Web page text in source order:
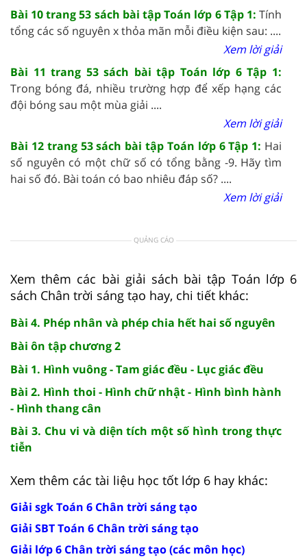
Bài 10 trang 53 sách bài tập Toán lớp 6 Tập 1: Tính
tổng các số nguyên x thỏa mãn mỗi điều kiện sau: ....
Xem lời giải
Bài 11 trang 53 sách bài tập Toán lớp 6 Tập 1:
Trong bóng đá, nhiều trường hợp để xếp hạng các
đội bóng sau một mùa giải ....
Xem lời giải
Bài 12 trang 53 sách bài tập Toán lớp 6 Tập 1: Hai
số nguyên có một chữ số có tổng bằng -9. Hãy tìm
hai số đó. Bài toán có bao nhiêu đáp số? ....
Xem lời giải
QUẢNG CÁO
Xem thêm các bài giải sách bài tập Toán lớp 6
sách Chân trời sáng tạo hay, chi tiết khác:
Bài 4. Phép nhân và phép chia hết hai số nguyên
Bài ôn tập chương 2
Bài 1. Hình vuông - Tam giác đều - Lục giác đều
Bài 2. Hình thoi - Hình chữ nhật - Hình bình hành
- Hình thang cân
Bài 3. Chu vi và diện tích một số hình trong thực
tiễn
Xem thêm các tài liệu học tốt lớp 6 hay khác:
Giải sgk Toán 6 Chân trời sáng tạo
Giải SBT Toán 6 Chân trời sáng tạo
Giải lớp 6 Chân trời sáng tạo (các môn học)